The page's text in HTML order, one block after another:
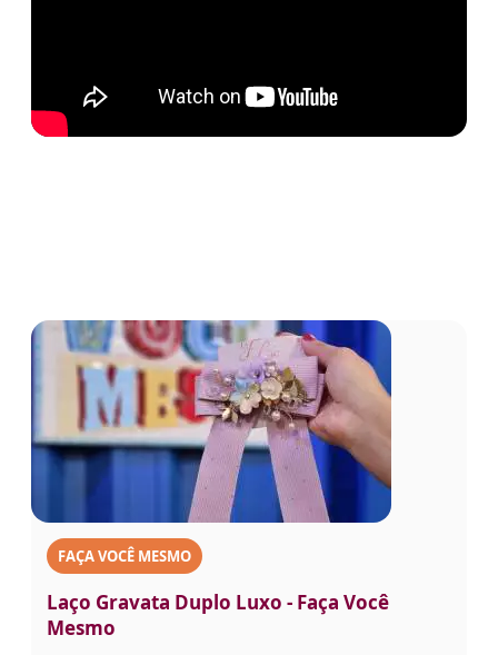
FAÇA VOCÊ MESMO
Laço Gravata Duplo Luxo - Faça Você
Mesmo